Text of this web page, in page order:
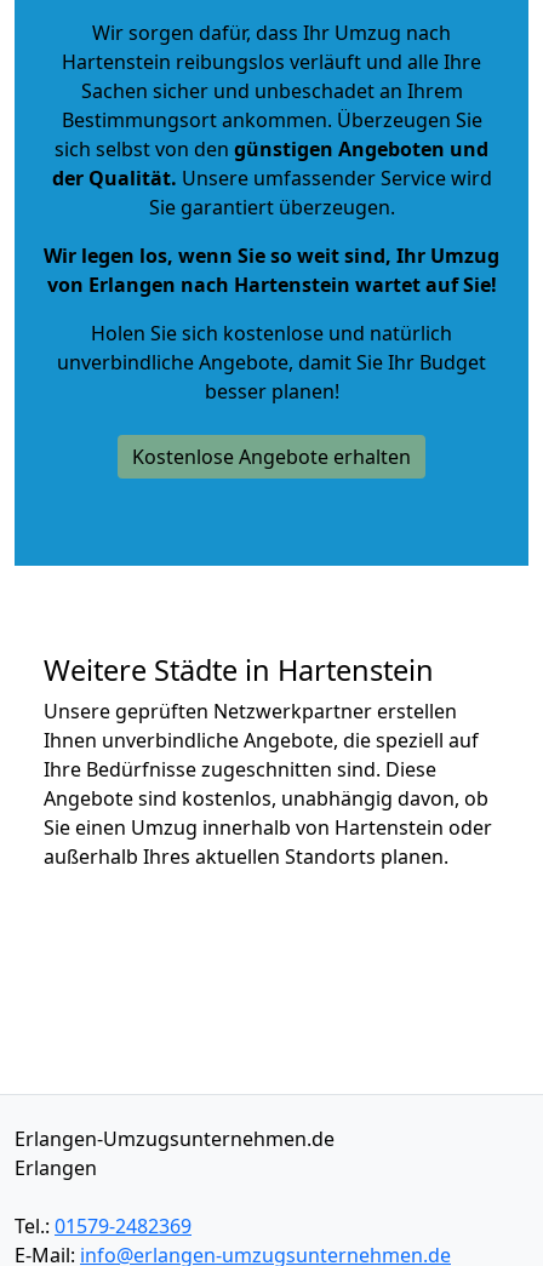
Wir sorgen dafür, dass Ihr Umzug nach
Hartenstein reibungslos verläuft und alle Ihre
Sachen sicher und unbeschadet an Ihrem
Bestimmungsort ankommen. Überzeugen Sie
sich selbst von den günstigen Angeboten und
der Qualität. Unsere umfassender Service wird
Sie garantiert überzeugen.
Wir legen los, wenn Sie so weit sind, Ihr Umzug
von Erlangen nach Hartenstein wartet auf Sie!
Holen Sie sich kostenlose und natürlich
unverbindliche Angebote, damit Sie Ihr Budget
besser planen!
Kostenlose Angebote erhalten
Weitere Städte in Hartenstein
Unsere geprüften Netzwerkpartner erstellen
Ihnen unverbindliche Angebote, die speziell auf
Ihre Bedürfnisse zugeschnitten sind. Diese
Angebote sind kostenlos, unabhängig davon, ob
Sie einen Umzug innerhalb von Hartenstein oder
außerhalb Ihres aktuellen Standorts planen.
Erlangen-Umzugsunternehmen.de
Erlangen
Tel.: 01579-2482369
E-Mail: info@erlangen-umzugsunternehmen.de